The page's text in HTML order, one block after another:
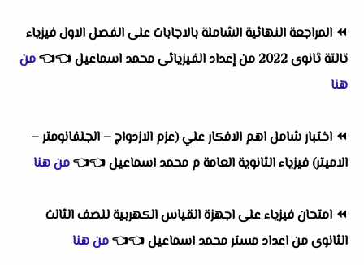
⏪ المراجعة النهائية الشاملة بالاجابات على الفصل الاول فيزياء
تالتة ثانوى 2022 من إعداد الفيزيائى محمد اسماعيل
👈
👈من
هنا
⏪ اختبار شامل اهم الافكار علي (عزم الازدواج – الجلفانومتر –
الاميتر) فيزياء الثانوية العامة م محمد اسماعيل👈
👈من هنا
⏪ امتحان فيزياء على اجهزة القياس الكهربية للصف الثالث
الثانوى من اعداد مستر محمد اسماعيل👈
👈من هنا